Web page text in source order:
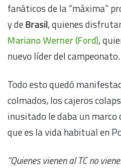
fanáticos de la “máxima”
y deBrasil, quienes
Mariano Werner (Ford),
nuevo líder del campeonato.
Todo esto quedó
colmados, los cajeros
inusitado le daba un
que es la vida habitual en
“Quienes vienen al TC no